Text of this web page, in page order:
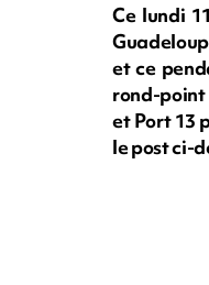
Ce lundi
et ce
rond-point
et Port 13
le post ci-